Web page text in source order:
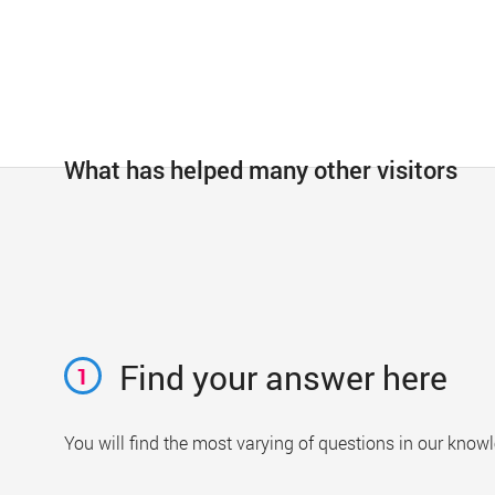
What has helped many other visitors
1 Find your answer here
You will find the most varying of questions in our